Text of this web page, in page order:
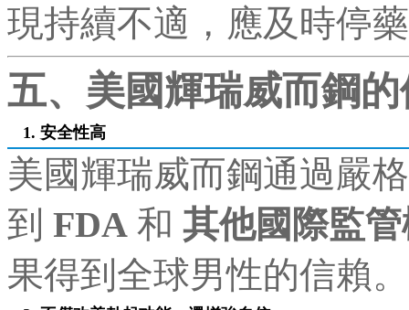
現持續不適，應及時停
五、美國輝瑞威而鋼
1. 安全性高
美國輝瑞威而鋼通過嚴
到 FDA 和 其他國際監
果得到全球男性的信賴。